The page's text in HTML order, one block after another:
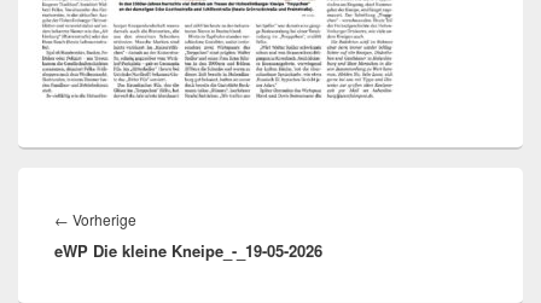
← Vorherige
Beitrag:
eWP Die kleine Kneipe_-_19-05-2026